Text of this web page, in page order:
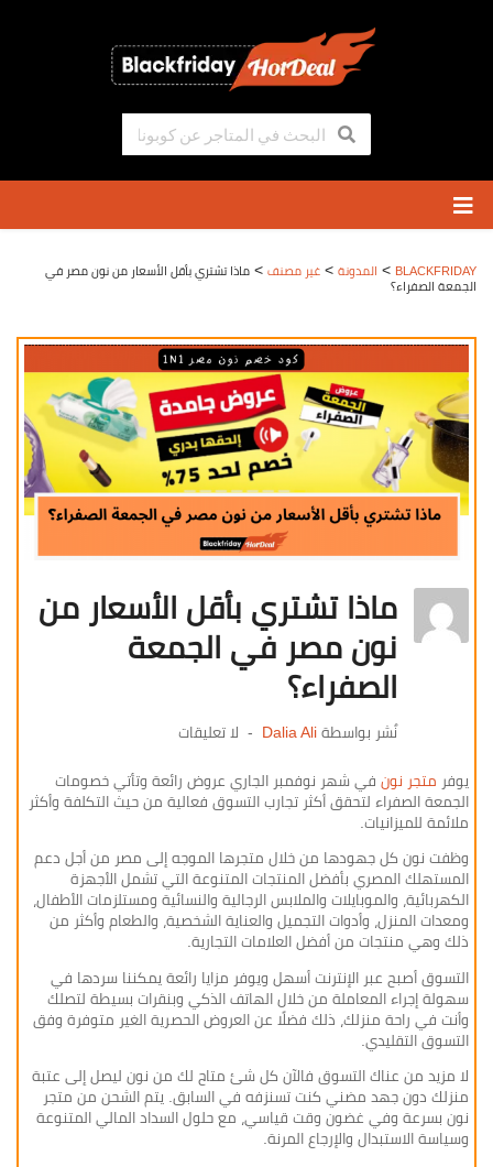
تخطي
إلى
المحتوى
BLACKFRIDAY
> المدونة > غير مصنف > ماذا تشتري بأقل الأسعار من نون مصر في
الجمعة الصفراء؟
ماذا تشتري بأقل الأسعار من
نون مصر في الجمعة
الصفراء؟
نٌشر بواسطةDalia Ali
لا تعليقات
يوفر متجر نونفي شهر نوفمبر الجاري عروض رائعة وتأتي خصومات
الجمعة الصفراء لتحقق أكثر تجارب التسوق فعالية من حيث التكلفة وأكثر
ملائمة للميزانيات.
وظفت نون كل جهودها من خلال متجرها الموجه إلى مصر من أجل دعم
المستهلك المصري بأفضل المنتجات المتنوعة التي تشمل الأجهزة
الكهربائية، والموبايلات والملابس الرجالية والنسائية ومستلزمات الأطفال،
ومعدات المنزل، وأدوات التجميل والعناية الشخصية، والطعام وأكثر من
ذلك وهي منتجات من أفضل العلامات التجارية.
التسوق أصبح عبر الإنترنت أسهل ويوفر مزايا رائعة يمكننا سردها في
سهولة إجراء المعاملة من خلال الهاتف الذكي وبنقرات بسيطة لتصلك
وأنت في راحة منزلك، ذلك فضلًا عن العروض الحصرية الغير متوفرة وفق
التسوق التقليدي.
لا مزيد من عناك التسوق فالآن كل شئ متاح لك من نون ليصل إلى عتبة
منزلك دون جهد مضني كنت تسنزفه في السابق. يتم الشحن من متجر
نون بسرعة وفي غضون وقت قياسي، مع حلول السداد المالي المتنوعة
وسياسة الاستبدال والإرجاع المرنة.